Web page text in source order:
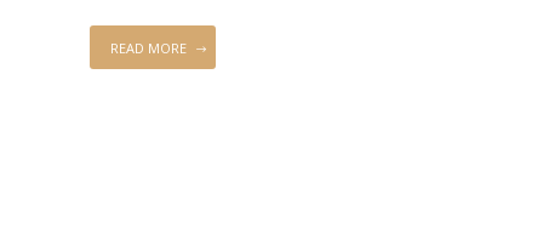
READ MORE